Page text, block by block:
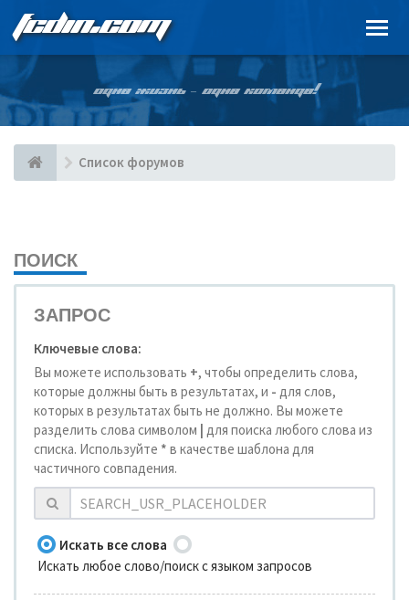
FCDIN.COM
ОДНА ЖИЗНЬ – ОДНА КОМАНДА!
Список форумов
ПОИСК
ЗАПРОС
Ключевые слова:
Вы можете использовать +, чтобы определить слова,
которые должны быть в результатах, и - для слов,
которых в результатах быть не должно. Вы можете
разделить слова символом | для поиска любого слова из
списка. Используйте * в качестве шаблона для
частичного совпадения.
Искать все слова
Искать любое слово/поиск с языком запросов